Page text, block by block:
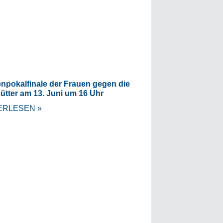
der Frauen gegen die
am 13. Juni um 16 Uhr
»